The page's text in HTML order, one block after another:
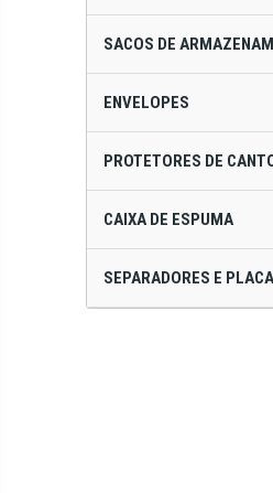
SACOS DE
ENVELOPES
PROTETORES DE
CAIXA DE ESPUMA
SEPARADORES E